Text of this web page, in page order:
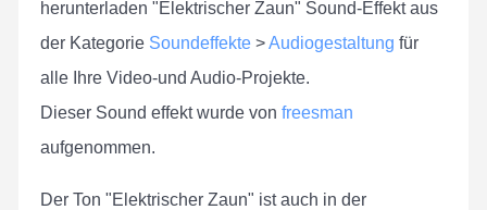
herunterladen "Elektrischer Zaun" Sound-Effekt aus
der Kategorie Soundeffekte >Audiogestaltung für
alle Ihre Video-und Audio-Projekte.
Dieser Sound effekt wurde von freesman
aufgenommen.
Der Ton "Elektrischer Zaun" ist auch in der